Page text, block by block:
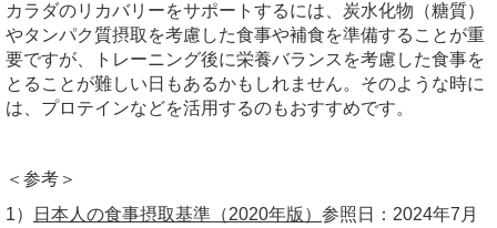
カラダのリカバリーをサポートするには、炭水化物（糖質）
やタンパク質摂取を考慮した食事や補食を準備することが重
要ですが、トレーニング後に栄養バランスを考慮した食事を
とることが難しい日もあるかもしれません。そのような時に
は、プロテインなどを活用するのもおすすめです。
＜参考＞
1）
日本人の食事摂取基準（2020年版） 参照日：2024年7月